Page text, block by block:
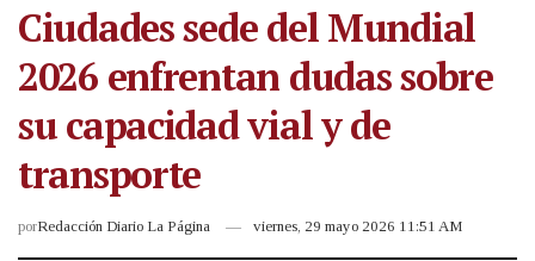
Ciudades sede del Mundial
2026 enfrentan dudas sobre
su capacidad vial y de
transporte
porRedacción Diario La Página viernes, 29 mayo 2026 11:51 AM